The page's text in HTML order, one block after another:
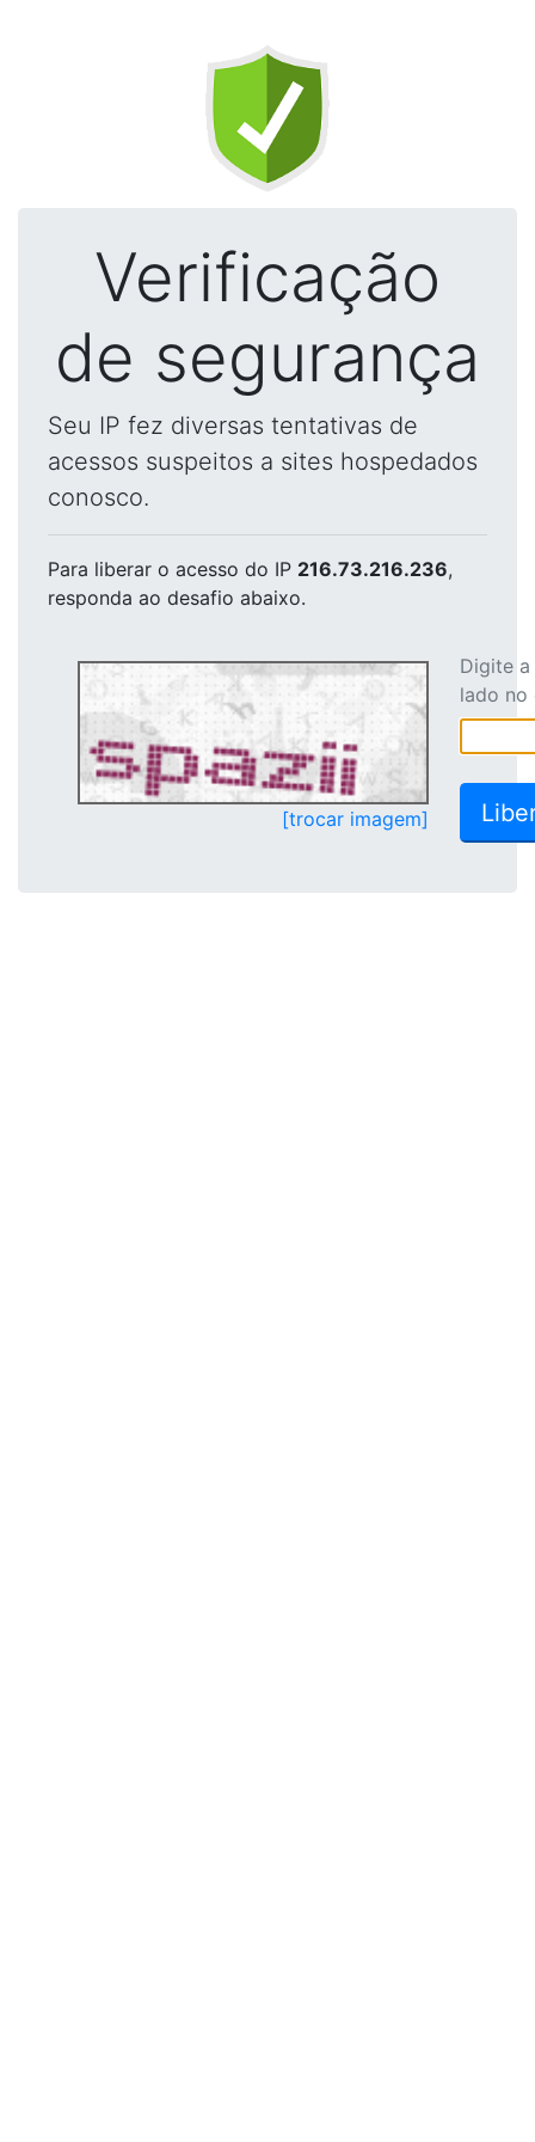
Verificação
de segurança
Seu IP fez diversas tentativas de
acessos suspeitos a sites hospedados
conosco.
Para liberar o acesso do IP 216.73.216.236,
responda ao desafio abaixo.
[trocar imagem]
Digite
lado no